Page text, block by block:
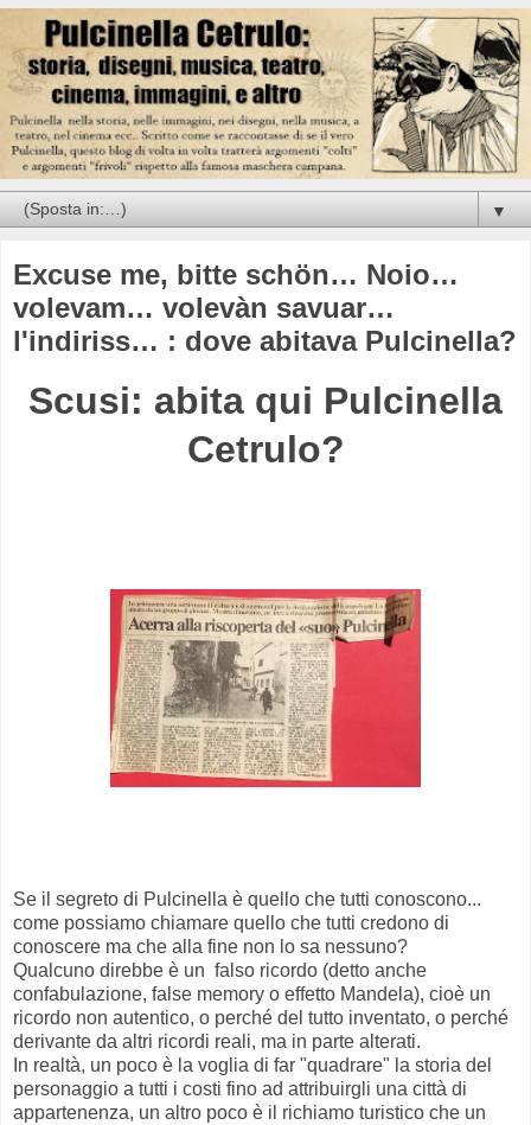
▼
Excuse me, bitte schön… Noio…
volevam… volevàn savuar…
l'indiriss… : dove abitava Pulcinella?
Scusi: abita qui Pulcinella
Cetrulo?
Se il segreto di Pulcinella è quello che tutti conoscono...
come possiamo chiamare quello che tutti credono di
conoscere ma che alla fine non lo sa nessuno?
Qualcuno direbbe è un falso ricordo (detto anche
confabulazione, false memory o effetto Mandela), cioè un
ricordo non autentico, o perché del tutto inventato, o perché
derivante da altri ricordi reali, ma in parte alterati.
In realtà, un poco è la voglia di far "quadrare" la storia del
personaggio a tutti i costi fino ad attribuirgli una città di
appartenenza, un altro poco è il richiamo turistico che un